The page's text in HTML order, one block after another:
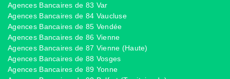
Agences Bancaires de 83 Var
Agences Bancaires de 84 Vaucluse
Agences Bancaires de 85 Vendée
Agences Bancaires de 86 Vienne
Agences Bancaires de 87 Vienne (Haute)
Agences Bancaires de 88 Vosges
Agences Bancaires de 89 Yonne